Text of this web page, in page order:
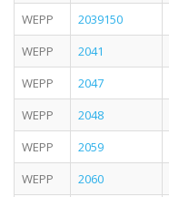
WEPP
2039150
WEPP
2041
WEPP
2047
WEPP
2048
WEPP
2059
WEPP
2060